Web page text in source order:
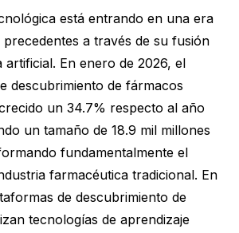
está entrando en una era
a través de su fusión
artificial. En enero de 2026, el
descubrimiento de fármacos
un 34.7% respecto al año
un tamaño de 18.9 mil millones
fundamentalmente el
farmacéutica tradicional. En
de descubrimiento de
tecnologías de aprendizaje